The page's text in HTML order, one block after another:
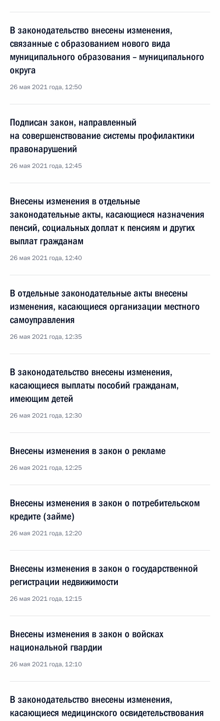
В законодательство внесены изменения,
связанные с образованием нового вида
муниципального образования – муниципального
округа
26 мая 2021 года, 12:50
Подписан закон, направленный
на совершенствование системы профилактики
правонарушений
26 мая 2021 года, 12:45
Внесены изменения в отдельные
законодательные акты, касающиеся назначения
пенсий, социальных доплат к пенсиям и других
выплат гражданам
26 мая 2021 года, 12:40
В отдельные законодательные акты внесены
изменения, касающиеся организации местного
самоуправления
26 мая 2021 года, 12:35
В законодательство внесены изменения,
касающиеся выплаты пособий гражданам,
имеющим детей
26 мая 2021 года, 12:30
Внесены изменения в закон о рекламе
26 мая 2021 года, 12:25
Внесены изменения в закон о потребительском
кредите (займе)
26 мая 2021 года, 12:20
Внесены изменения в закон о государственной
регистрации недвижимости
26 мая 2021 года, 12:15
Внесены изменения в закон о войсках
национальной гвардии
26 мая 2021 года, 12:10
В законодательство внесены изменения,
касающиеся медицинского освидетельствования